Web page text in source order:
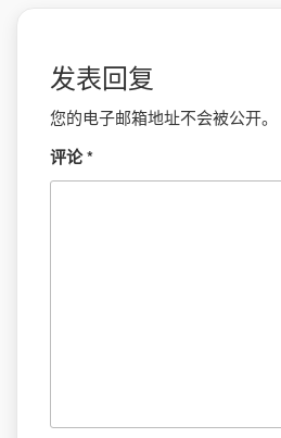
发表回复
您的电子邮箱地址不会被公开。
评论*